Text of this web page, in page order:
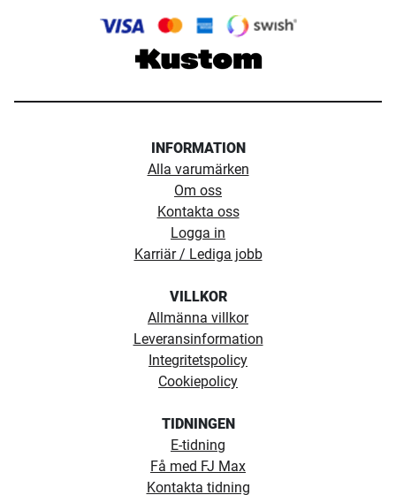
INFORMATION
Alla varumärken
Om oss
Kontakta oss
Logga in
Karriär / Lediga jobb
VILLKOR
Allmänna villkor
Leveransinformation
Integritetspolicy
Cookiepolicy
TIDNINGEN
E-tidning
Få med FJ Max
Kontakta tidning